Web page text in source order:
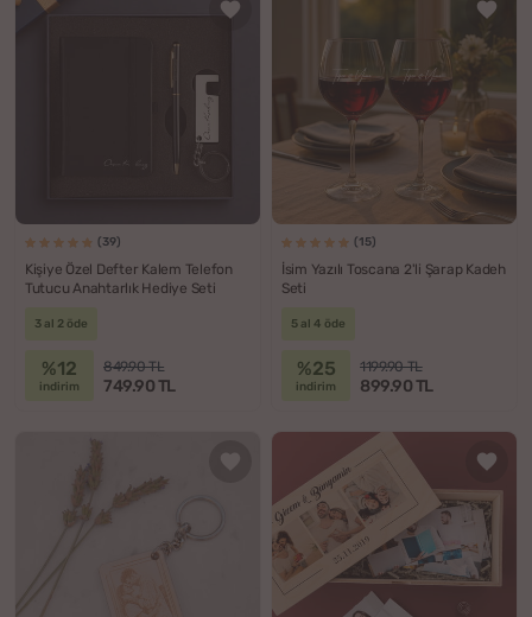
(39)
Kişiye Özel Defter Kalem Telefon
Tutucu Anahtarlık Hediye Seti
3 al 2 öde
%12
indirim
849.90 TL
749.90 TL
(15)
İsim Yazılı Toscana 2'li Şarap Kadeh
Seti
5 al 4 öde
%25
indirim
1199.90 TL
899.90 TL